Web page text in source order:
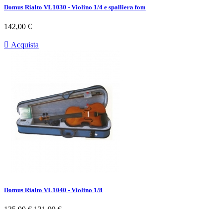
Domus Rialto VL1030 - Violino 1/4 e spalliera fom
Prezzo
142,00 €
 Acquista
Domus Rialto VL1040 - Violino 1/8